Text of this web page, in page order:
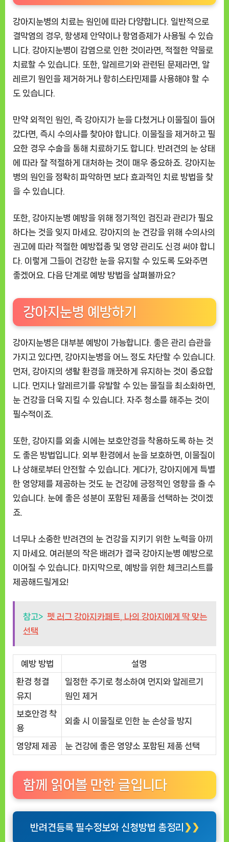
강아지눈병의 치료는 원인에 따라 다양합니다. 일반적으로
결막염의 경우, 항생제 안약이나 항염증제가 사용될 수 있습
니다. 강아지눈병이 감염으로 인한 것이라면, 적절한 약물로
치료할 수 있습니다. 또한, 알레르기와 관련된 문제라면, 알
레르기 원인을 제거하거나 항히스타민제를 사용해야 할 수
도 있습니다.
만약 외적인 원인, 즉 강아지가 눈을 다쳤거나 이물질이 들어
갔다면, 즉시 수의사를 찾아야 합니다. 이물질을 제거하고 필
요한 경우 수술을 통해 치료하기도 합니다. 반려견의 눈 상태
에 따라 잘 적절하게 대처하는 것이 매우 중요하죠. 강아지눈
병의 원인을 정확히 파악하면 보다 효과적인 치료 방법을 찾
을 수 있습니다.
또한, 강아지눈병 예방을 위해 정기적인 검진과 관리가 필요
하다는 것을 잊지 마세요. 강아지의 눈 건강을 위해 수의사의
권고에 따라 적절한 예방접종 및 영양 관리도 신경 써야 합니
다. 이렇게 그들이 건강한 눈을 유지할 수 있도록 도와주면
좋겠어요. 다음 단계로 예방 방법을 살펴볼까요?
강아지눈병 예방하기
강아지눈병은 대부분 예방이 가능합니다. 좋은 관리 습관을
가지고 있다면, 강아지눈병을 어느 정도 차단할 수 있습니다.
먼저, 강아지의 생활 환경을 깨끗하게 유지하는 것이 중요합
니다. 먼지나 알레르기를 유발할 수 있는 물질을 최소화하면,
눈 건강을 더욱 지킬 수 있습니다. 자주 청소를 해주는 것이
필수적이죠.
또한, 강아지를 외출 시에는 보호안경을 착용하도록 하는 것
도 좋은 방법입니다. 외부 환경에서 눈을 보호하면, 이물질이
나 상해로부터 안전할 수 있습니다. 게다가, 강아지에게 특별
한 영양제를 제공하는 것도 눈 건강에 긍정적인 영향을 줄 수
있습니다. 눈에 좋은 성분이 포함된 제품을 선택하는 것이겠
죠.
너무나 소중한 반려견의 눈 건강을 지키기 위한 노력을 아끼
지 마세요. 여러분의 작은 배려가 결국 강아지눈병 예방으로
이어질 수 있습니다. 마지막으로, 예방을 위한 체크리스트를
제공해드릴게요!
참고> 펫 러그 강아지카페트, 나의 강아지에게 딱 맞는
선택
예방 방법
설명
환경 청결
유지
일정한 주기로 청소하여 먼지와 알레르기
원인 제거
보호안경 착
용
외출 시 이물질로 인한 눈 손상을 방지
영양제 제공 눈 건강에 좋은 영양소 포함된 제품 선택
함께 읽어볼 만한 글입니다
반려견등록 필수정보와 신청방법 총정리